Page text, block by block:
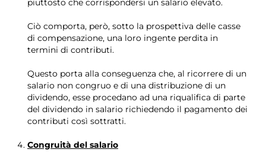
piuttosto che corrispondersi un salario elevato.
Ciò comporta, però, sotto la prospettiva delle casse
di compensazione, una loro ingente perdita in
termini di contributi.
Questo porta alla conseguenza che, al ricorrere di un
salario non congruo e di una distribuzione di un
dividendo, esse procedano ad una riqualifica di parte
del dividendo in salario richiedendo il pagamento dei
contributi così sottratti.
Congruità del salario